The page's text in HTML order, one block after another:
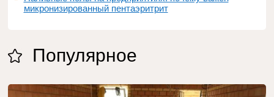
микронизированный пентаэритрит
Популярное